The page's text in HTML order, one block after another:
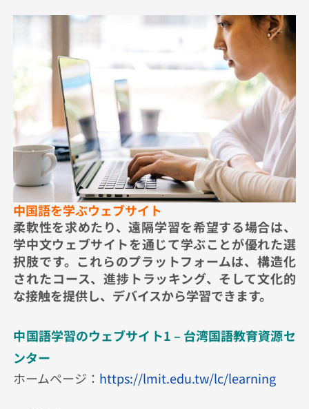
中国語を学ぶウェブサイト
柔軟性を求めたり、遠隔学習を希望する場合は、
学中文ウェブサイトを通じて学ぶことが優れた選
択肢です。これらのプラットフォームは、構造化
されたコース、進捗トラッキング、そして文化的
な接触を提供し、デバイスから学習できます。
中国語学習のウェブサイト1 – 台湾国語教育資源セ
ンター
ホームページ： https://lmit.edu.tw/lc/learning